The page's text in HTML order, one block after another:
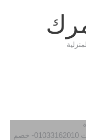
افضل شركة مكافحة حشرات في الفروسات 01033162010- خصم